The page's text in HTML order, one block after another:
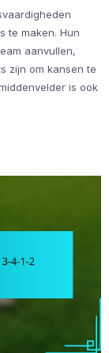
te maken. Hun
aanvullen,
zijn om kansen te
is ook